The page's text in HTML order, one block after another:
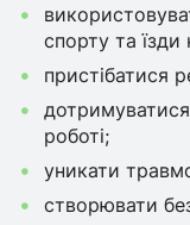
спорту та їзди
пристібатися
роботі;
уникати
створювати